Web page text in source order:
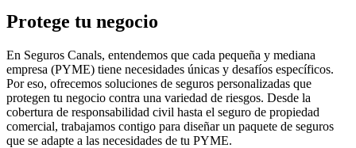
Protege tu negocio
En Seguros Canals, entendemos que cada pequeña y mediana
empresa (PYME) tiene necesidades únicas y desafíos específicos.
Por eso, ofrecemos soluciones de seguros personalizadas que
protegen tu negocio contra una variedad de riesgos. Desde la
cobertura de responsabilidad civil hasta el seguro de propiedad
comercial, trabajamos contigo para diseñar un paquete de seguros
que se adapte a las necesidades de tu PYME.